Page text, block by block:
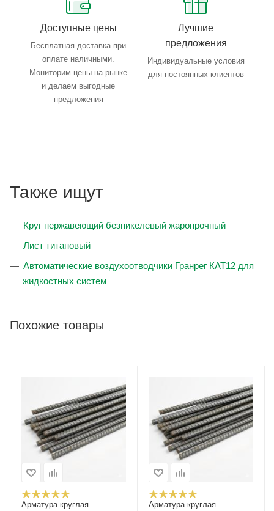
Доступные цены
Бесплатная доставка при
оплате наличными.
Мониторим цены на рынке
и делаем выгодные
предложения
Лучшие
предложения
Индивидуальные условия
для постоянных клиентов
Также ищут
Круг нержавеющий безникелевый жаропрочный
Лист титановый
Автоматические воздухоотводчики Гранрег КАТ12 для
жидкостных систем
Похожие товары
Арматура круглая
Арматура круглая